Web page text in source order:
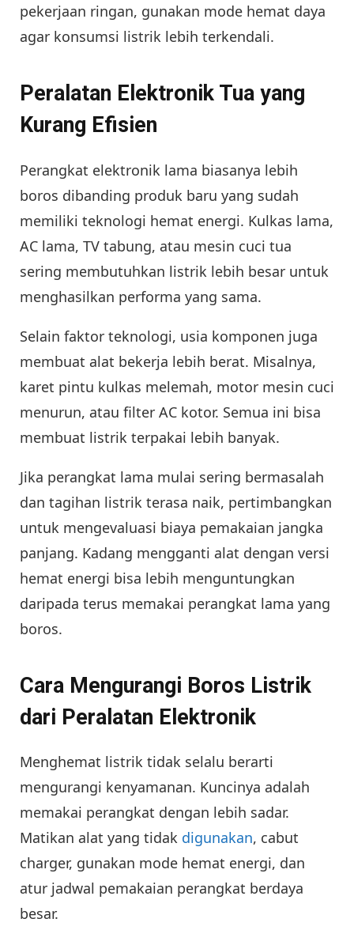
pekerjaan ringan, gunakan mode hemat daya
agar konsumsi listrik lebih terkendali.
Peralatan Elektronik Tua yang
Kurang Efisien
Perangkat elektronik lama biasanya lebih
boros dibanding produk baru yang sudah
memiliki teknologi hemat energi. Kulkas lama,
AC lama, TV tabung, atau mesin cuci tua
sering membutuhkan listrik lebih besar untuk
menghasilkan performa yang sama.
Selain faktor teknologi, usia komponen juga
membuat alat bekerja lebih berat. Misalnya,
karet pintu kulkas melemah, motor mesin cuci
menurun, atau filter AC kotor. Semua ini bisa
membuat listrik terpakai lebih banyak.
Jika perangkat lama mulai sering bermasalah
dan tagihan listrik terasa naik, pertimbangkan
untuk mengevaluasi biaya pemakaian jangka
panjang. Kadang mengganti alat dengan versi
hemat energi bisa lebih menguntungkan
daripada terus memakai perangkat lama yang
boros.
Cara Mengurangi Boros Listrik
dari Peralatan Elektronik
Menghemat listrik tidak selalu berarti
mengurangi kenyamanan. Kuncinya adalah
memakai perangkat dengan lebih sadar.
Matikan alat yang tidak digunakan, cabut
charger, gunakan mode hemat energi, dan
atur jadwal pemakaian perangkat berdaya
besar.